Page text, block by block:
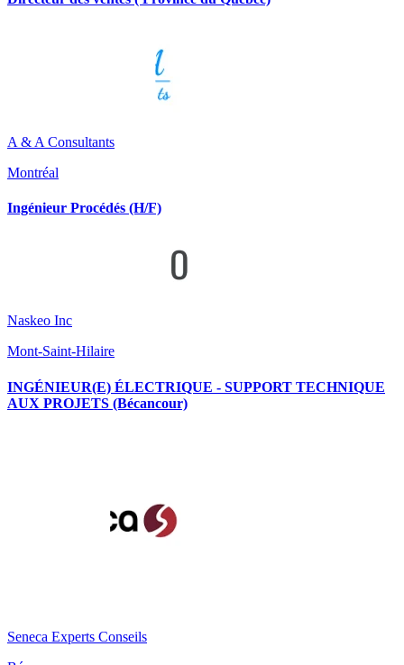
A & A Consultants
Montréal
Ingénieur Procédés (H/F)
Naskeo Inc
Mont-Saint-Hilaire
INGÉNIEUR(E) ÉLECTRIQUE - SUPPORT TECHNIQUE
AUX PROJETS (Bécancour)
Seneca Experts Conseils